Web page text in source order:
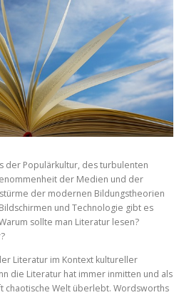
der Populärkultur, des turbulenten
der Medien und der
der modernen Bildungstheorien
und Technologie gibt es
sollte man Literatur lesen?
Literatur im Kontext kultureller
die Literatur hat immer inmitten und als
chaotische Welt überlebt. Wordsworths